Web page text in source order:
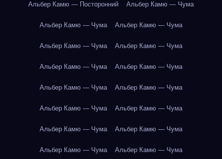
Альбер Камю — Посторонний Альбер Камю — Чума
Альбер Камю — Чума Альбер Камю — Чума
Альбер Камю — Чума Альбер Камю — Чума
Альбер Камю — Чума Альбер Камю — Чума
Альбер Камю — Чума Альбер Камю — Чума
Альбер Камю — Чума Альбер Камю — Чума
Альбер Камю — Чума Альбер Камю — Чума
Альбер Камю — Чума Альбер Камю — Чума